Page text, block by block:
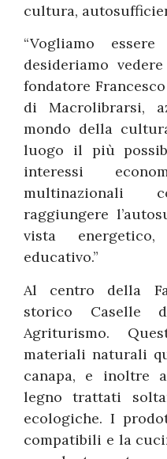
cultura,
“Vogliamo
desideriamo
fondatore
di Macrolibrarsi,
mondo della
luogo il più
interessi
multinazionali
raggiungere
vista
educativo.”
Al centro della
storico Caselle
Agriturismo.
materiali naturali
canapa, e inoltre
legno trattati
ecologiche. I
compatibili e la